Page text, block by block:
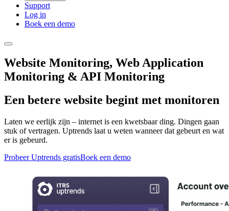
Support
Log in
Boek een demo
Website Monitoring, Web Application
Monitoring & API Monitoring
Een betere website begint met monitoren
Laten we eerlijk zijn – internet is een kwetsbaar ding. Dingen gaan
stuk of vertragen. Uptrends laat u weten wanneer dat gebeurt en wat
er is gebeurd.
Probeer Uptrends gratisBoek een demo